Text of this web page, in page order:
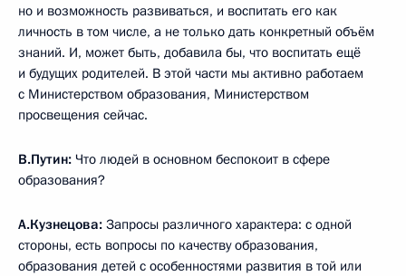
но и возможность развиваться, и воспитать его как
личность в том числе, а не только дать конкретный объём
знаний. И, может быть, добавила бы, что воспитать ещё
и будущих родителей. В этой части мы активно работаем
с Министерством образования, Министерством
просвещения сейчас.
В.Путин: Что людей в основном беспокоит в сфере
образования?
А.Кузнецова: Запросы различного характера: с одной
стороны, есть вопросы по качеству образования,
образования детей с особенностями развития в той или